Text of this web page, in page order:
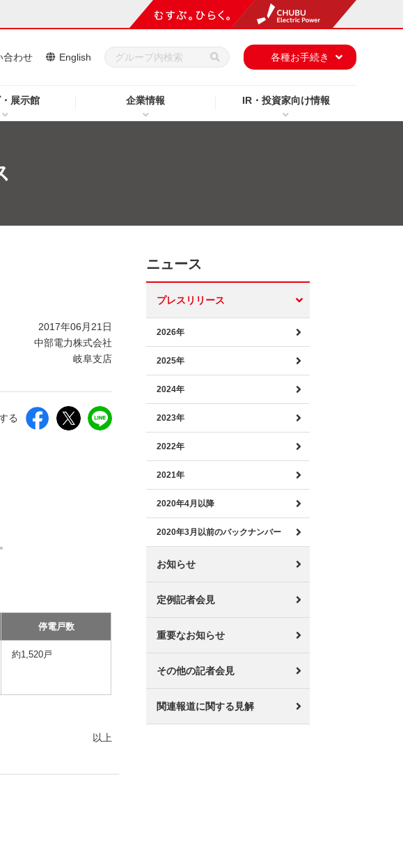
展示館 企業情報 IR・投資家向け情報
合わせ English 各種お手続き
さま
2017年06月21日
中部電力株式会社
岐阜支店
る
停電戸数
約1,520戸
以上
ニュース
プレスリリース
2026年
2025年
2024年
2023年
2022年
2021年
2020年4月以降
2020年3月以前のバックナンバー
お知らせ
定例記者会見
重要なお知らせ
その他の記者会見
関連報道に関する見解